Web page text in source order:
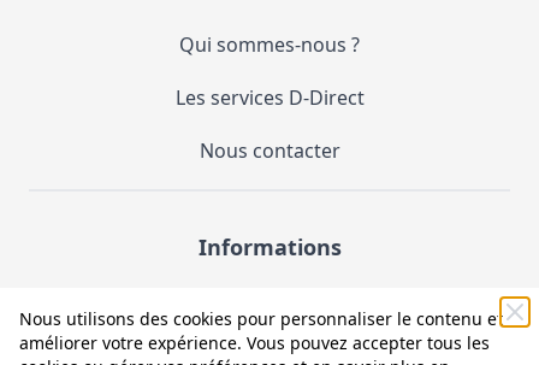
Nous utilisons des cookies pour personnaliser le contenu et
améliorer votre expérience. Vous pouvez accepter tous les
Qui sommes-nous ?
Les services D-Direct
Nous contacter
Informations
Demande de catalogue